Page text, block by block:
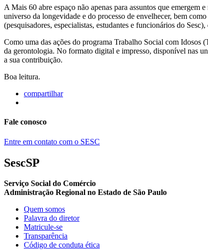
A Mais 60 abre espaço não apenas para assuntos que emergem
universo da longevidade e do processo de envelhecer, bem
(pesquisadores, especialistas, estudantes e funcionários do
Como uma das ações do programa Trabalho Social com Idosos
da gerontologia. No formato digital e impresso, disponível nas
a sua contribuição.
Boa leitura.
compartilhar
Fale conosco
Entre em contato com o SESC
SescSP
Serviço Social do Comércio
Administração Regional no Estado de São Paulo
Quem somos
Palavra do diretor
Matricule-se
Transparência
Código de conduta ética